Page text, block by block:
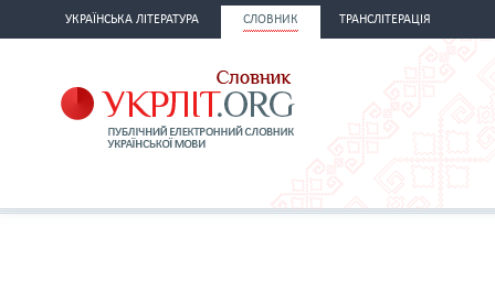
УКРАЇНСЬКА ЛІТЕРАТУРА СЛОВНИК ТРАНСЛІТЕРАЦІЯ